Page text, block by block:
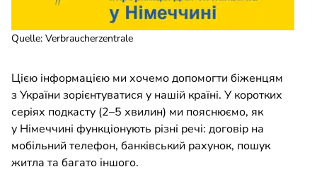
Quelle: Verbraucherzentrale
Цією інформацією ми хочемо допомогти біженцям
з України зорієнтуватися у нашій країні. У коротких
серіях подкасту (2–5 хвилин) ми пояснюємо, як
у Німеччині функціонують різні речі: договір на
мобільний телефон, банківський рахунок, пошук
житла та багато іншого.